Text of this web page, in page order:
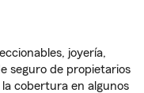
joyería,
seguro de propietarios
cobertura en algunos